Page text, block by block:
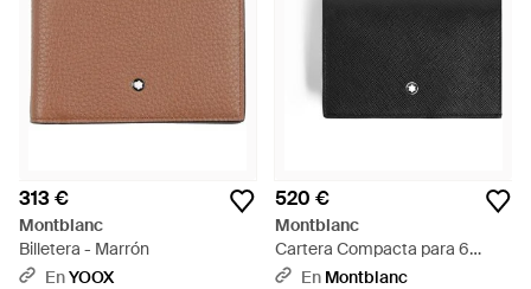
313 €
Montblanc
Billetera - Marrón
EnYOOX
520 €
Montblanc
Cartera Compacta para 6
Tarjetas con Cremallera de Piel
En Montblanc